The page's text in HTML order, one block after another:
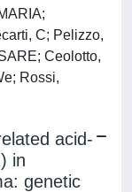
C; Pelizzo,
Ceolotto,
Rossi,
acid-
in
genetic